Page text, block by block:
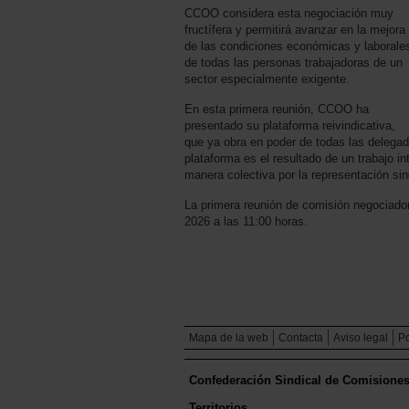
CCOO considera esta negociación muy
fructífera y permitirá avanzar en la mejora
de las condiciones económicas y
de todas las personas trabajadoras de un
sector especialmente exigente.
En esta primera reunión, CCOO ha
presentado su plataforma reivindicativa,
que ya obra en poder de todas las
plataforma es el resultado de un trabajo
manera colectiva por la representación
La primera reunión de comisión
2026 a las 11:00 horas.
Mapa de la web Contacta Aviso legal
Confederación Sindical de